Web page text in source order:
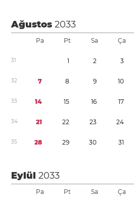
Ağustos2033
Pa Pt Sa Ça
31 1 2 3
32 7 8 9 10
33 14 15 16 17
34 21 22 23 24
35 28 29 30 31
Eylül2033
Pa Pt Sa Ça